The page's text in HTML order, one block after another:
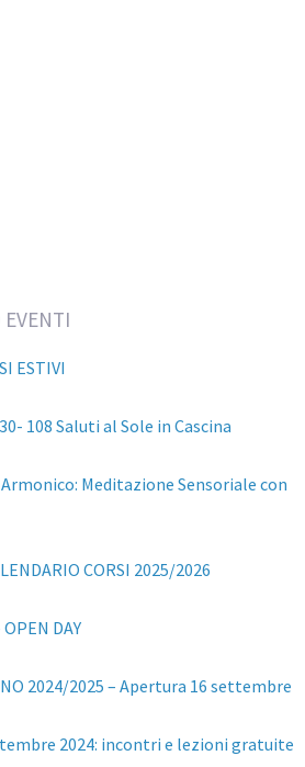
ESTIVI
108 Saluti al Sole in Cascina
Meditazione Sensoriale con
CORSI 2025/2026
DAY
2024/2025 – Apertura 16 settembre
2024: incontri e lezioni gratuite